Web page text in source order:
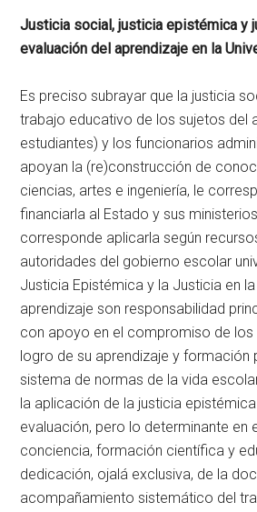
Justicia social, justicia epistémica y
evaluación del aprendizaje en la
Es preciso subrayar que la justicia
trabajo educativo de los sujetos del
estudiantes) y los funcionarios
apoyan la (re)construcción de
ciencias, artes e ingeniería, le
financiarla al Estado y sus
corresponde aplicarla según
autoridades del gobierno escolar
Justicia Epistémica y la Justicia en la
aprendizaje son responsabilidad
con apoyo en el compromiso de los
logro de su aprendizaje y formación
sistema de normas de la vida
la aplicación de la justicia
evaluación, pero lo determinante en
conciencia, formación científica y
dedicación, ojalá exclusiva, de la
acompañamiento sistemático del